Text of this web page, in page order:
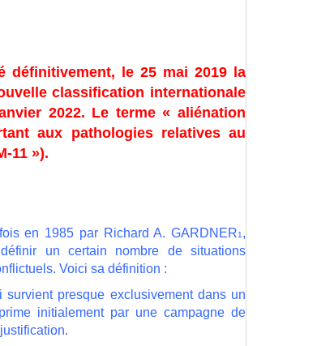
définitivement, le 25 mai 2019 la
classification internationale
2022. Le terme« aliénation
aux pathologies relatives au
11 »).
en 1985 par Richard A. GARDNER1 ,
un certain nombre de situations
Voici sa définition :
presque exclusivement dans un
initialement par une campagne de